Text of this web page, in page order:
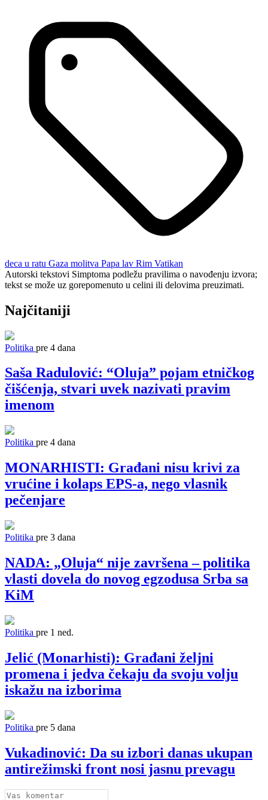
deca u ratu Gaza molitva Papa lav Rim Vatikan
Autorski tekstovi Simptoma podležu pravilima o navođenju izvora;
tekst se može uz gorepomenuto u celini ili delovima preuzimati.
Najčitaniji
Politika pre 4 dana
Saša Radulović: “Oluja” pojam etničkog
čišćenja, stvari uvek nazivati pravim
imenom
Politika pre 4 dana
MONARHISTI: Građani nisu krivi za
vrućine i kolaps EPS-a, nego vlasnik
pečenjare
Politika pre 3 dana
NADA: „Oluja“ nije završena – politika
vlasti dovela do novog egzodusa Srba sa
KiM
Politika pre 1 ned.
Jelić (Monarhisti): Građani željni
promena i jedva čekaju da svoju volju
iskažu na izborima
Politika pre 5 dana
Vukadinović: Da su izbori danas ukupan
antirežimski front nosi jasnu prevagu